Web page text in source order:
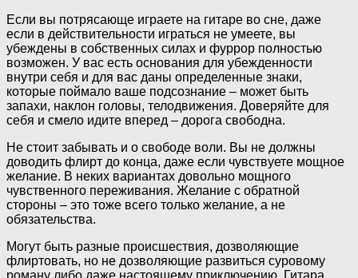
Если вы потрясающе играете на гитаре во сне, даже
если в действительности играться не умеете, вы
убеждены в собственных силах и фуррор полностью
возможен. У вас есть основания для убежденности
внутри себя и для вас даны определенные знаки,
которые поймало ваше подсознание – может быть
запахи, наклон головы, телодвижения. Доверяйте для
себя и смело идите вперед – дорога свободна.
Не стоит забывать и о свободе воли. Вы не должны
доводить флирт до конца, даже если чувствуете мощное
желание. В неких вариантах довольно мощного
чувственного переживания. Желание с обратной
стороны – это тоже всего только желание, а не
обязательства.
Могут быть разные происшествия, дозволяющие
флиртовать, но не дозволяющие развиться суровому
роману либо даже настоящему приключению. Гитара